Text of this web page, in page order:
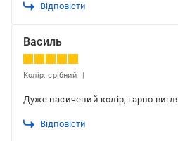
Відповісти
Василь
Колір: срібний
Дуже насичений колір, гарно
Відповісти